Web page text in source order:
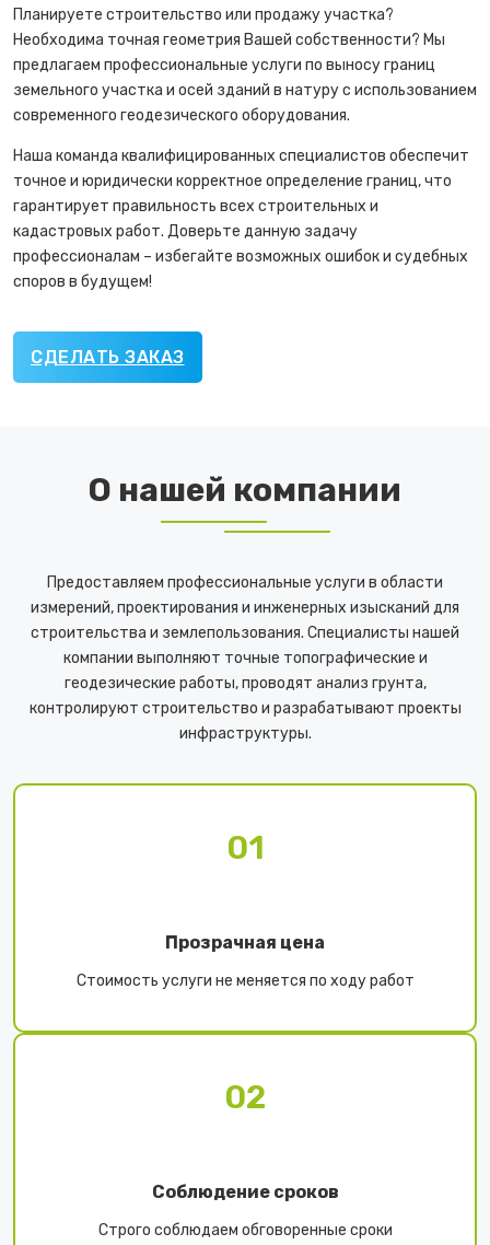
Планируете строительство или продажу участка?
Необходима точная геометрия Вашей собственности? Мы
предлагаем профессиональные услуги по выносу границ
земельного участка и осей зданий в натуру с использованием
современного геодезического оборудования.
Наша команда квалифицированных специалистов обеспечит
точное и юридически корректное определение границ, что
гарантирует правильность всех строительных и
кадастровых работ. Доверьте данную задачу
профессионалам – избегайте возможных ошибок и судебных
споров в будущем!
СДЕЛАТЬ ЗАКАЗ
О нашей компании
Предоставляем профессиональные услуги в области
измерений, проектирования и инженерных изысканий для
строительства и землепользования. Специалисты нашей
компании выполняют точные топографические и
геодезические работы, проводят анализ грунта,
контролируют строительство и разрабатывают проекты
инфраструктуры.
01
Прозрачная цена
Стоимость услуги не меняется по ходу работ
02
Соблюдение сроков
Строго соблюдаем обговоренные сроки